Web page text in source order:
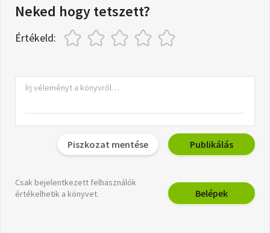
Neked hogy tetszett?
Értékeld:
Piszkozat mentése Publikálás
Csak bejelentkezett felhasználók
értékelhetik a könyvet.
Belépek